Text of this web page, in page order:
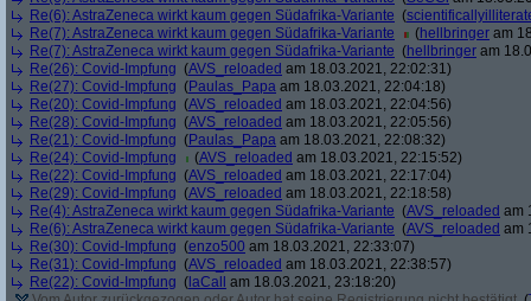
Re(6): AstraZeneca wirkt kaum gegen Südafrika-Variante (
Re(7): AstraZeneca wirkt kaum gegen Südafrika-Variante
(hellbringer am
Re(7): AstraZeneca wirkt kaum gegen Südafrika-Variante (hellbringer am
Re(26): Covid-Impfung (AVS_reloaded am 18.03.2021, 22:02:31)
Re(27): Covid-Impfung (Paulas_Papa am 18.03.2021, 22:04:18)
Re(20): Covid-Impfung (AVS_reloaded am 18.03.2021, 22:04:56)
Re(28): Covid-Impfung (AVS_reloaded am 18.03.2021, 22:05:56)
Re(21): Covid-Impfung (Paulas_Papa am 18.03.2021, 22:08:32)
Re(24): Covid-Impfung
(AVS_reloaded am 18.03.2021, 22:15:52)
Re(22): Covid-Impfung (AVS_reloaded am 18.03.2021, 22:17:04)
Re(29): Covid-Impfung (AVS_reloaded am 18.03.2021, 22:18:58)
Re(4): AstraZeneca wirkt kaum gegen Südafrika-Variante (AVS_reloaded am
Re(6): AstraZeneca wirkt kaum gegen Südafrika-Variante (AVS_reloaded am
Re(30): Covid-Impfung (enzo500 am 18.03.2021, 22:33:07)
Re(31): Covid-Impfung (AVS_reloaded am 18.03.2021, 22:38:57)
Re(22): Covid-Impfung ( laCall
am 18.03.2021, 23:18:20)